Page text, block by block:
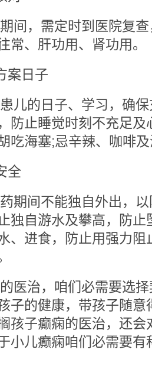
，需定时到医院复查
常、肝功用、肾功用。
日子
的日子、学习，确保
防止睡觉时刻不充足
吃海塞;忌辛辣、咖啡
全
间不能独自外出，以
独自游水及攀高，防
、进食，防止用强力
治，咱们必需要选择
子的健康，带孩子随
孩子癫痫的医治，还
小儿癫痫咱们必需要有